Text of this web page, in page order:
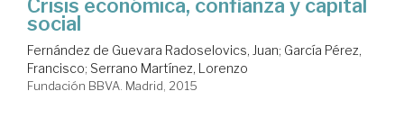
Crisis económica, confianza y capital
social
Fernández de Guevara Radoselovics, Juan; García Pérez,
Francisco; Serrano Martínez, Lorenzo
Fundación BBVA. Madrid, 2015